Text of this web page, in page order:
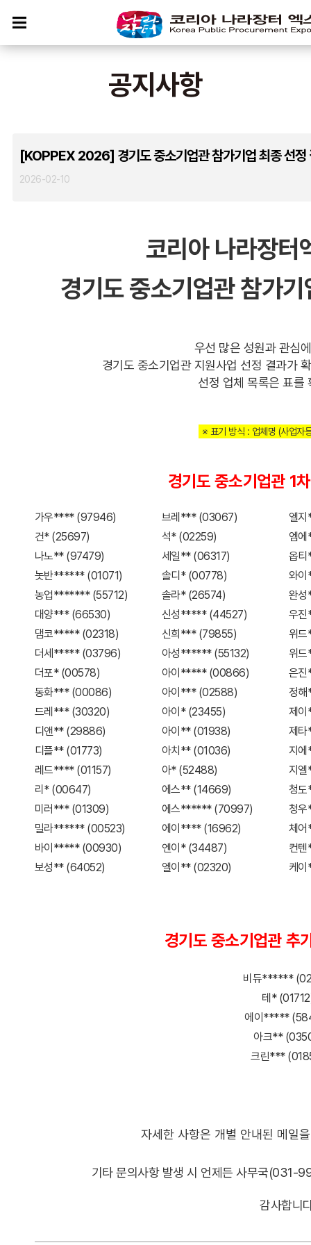
공지사항
[KOPPEX 2026] 경기도 중소기업관 참가기업 최종 선정
2026-02-10
코리아 나라장
경기도 중소기업관 참가
우선 많은 성원과 관심
경기도 중소기업관 지원사업 선정 결과가
선정 업체 목록은 표를
※ 표기 방식 : 업체명 (사업자
경기도 중소기업관 1
가우**** (97946) 브레*** (03067)
엘
건* (25697)
석* (02259)
엠
나노** (97479)
세일** (06317)
옵
놋반****** (01071)
솔디* (00778)
와
농업******* (55712)
솔라* (26574)
완
대양*** (66530)
신성***** (44527)
우
댐코***** (02318)
신희*** (79855)
위
더세***** (03796)
아성****** (55132)
위
더포* (00578)
아이***** (00866)
은
동화*** (00086)
아이*** (02588)
정
드레*** (30320)
아이* (23455)
제
디앤** (29886)
아이** (01938)
제
디플** (01773)
아치** (01036)
지
레드**** (01157)
아* (52488)
지
리* (00647)
에스** (14669)
청
미러*** (01309)
에스****** (70997)
청
밀라****** (00523)
에이**** (16962)
체
바이***** (00930)
엔이* (34487)
컨
보성** (64052)
엘이** (02320) 케
경기도 중소기업관 추
비듀******
테*
에이*****
아크**
크린***
자세한 사항은 개별 안내된 메일
기타 문의사항 발생 시 언제든 사무국(031-
감사합니